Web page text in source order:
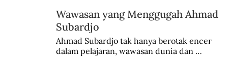
Dalam Jangkauan Radar Bung Kecil
Wawasan yang Menggugah Ahmad
Subardjo
Ahmad Subardjo tak hanya berotak encer
dalam pelajaran, wawasan dunia dan